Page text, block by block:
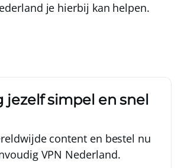
je hierbij kan helpen.
jezelf simpel en snel
content en bestel nu
VPN Nederland.